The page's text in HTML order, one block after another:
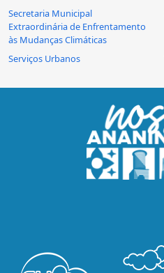
Secretaria Municipal
Extraordinária de Enfrentamento
às Mudanças Climáticas
Serviços Urbanos